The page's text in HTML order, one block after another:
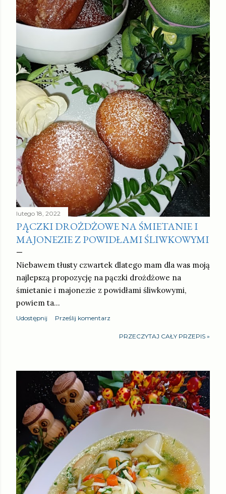
lutego 18, 2022
PĄCZKI DROŻDŻOWE NA ŚMIETANIE I
MAJONEZIE Z POWIDŁAMI ŚLIWKOWYMI
Niebawem tłusty czwartek dlatego mam dla was moją
najlepszą propozycję na pączki drożdżowe na
śmietanie i majonezie z powidłami śliwkowymi,
powiem ta…
Udostępnij Prześlij komentarz
PRZECZYTAJ CAŁY PRZEPIS »